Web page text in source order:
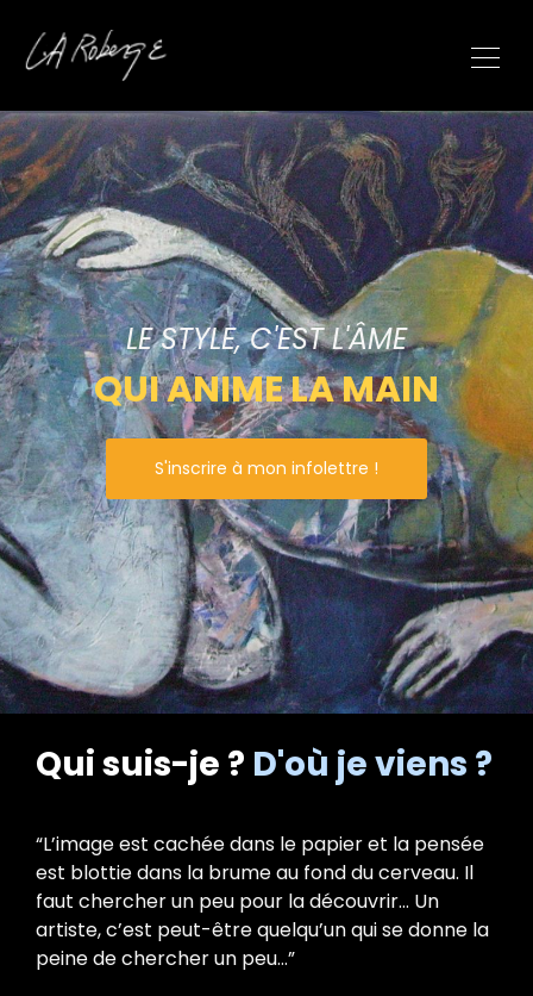
LE STYLE, C'EST L'ÂME
QUI ANIME LA MAIN
S'inscrire à mon infolettre !
Qui suis-je ? D'où je viens ?
“L’image est cachée dans le papier et la pensée
est blottie dans la brume au fond du cerveau. Il
faut chercher un peu pour la découvrir... Un
artiste, c’est peut-être quelqu’un qui se donne la
peine de chercher un peu...”